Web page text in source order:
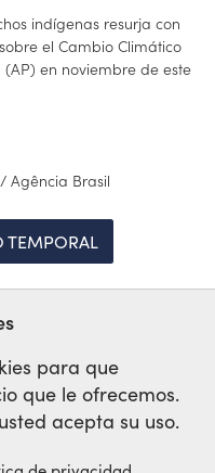
indígenas resurja con
el Cambio Climático
en noviembre de este
Agência Brasil
TEMPORAL
para que
que le ofrecemos.
acepta su uso.